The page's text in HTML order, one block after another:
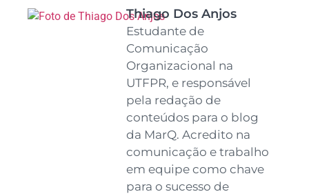
Thiago Dos Anjos
Estudante de
Comunicação
Organizacional na
UTFPR, e responsável
pela redação de
conteúdos para o blog
da MarQ. Acredito na
comunicação e trabalho
em equipe como chave
para o sucesso de